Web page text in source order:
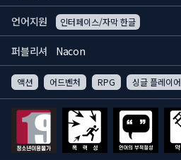
언어지원 인터페이스/자막 한글
퍼블리셔 Nacon
액션 어드벤처 RPG 싱글 플레이어